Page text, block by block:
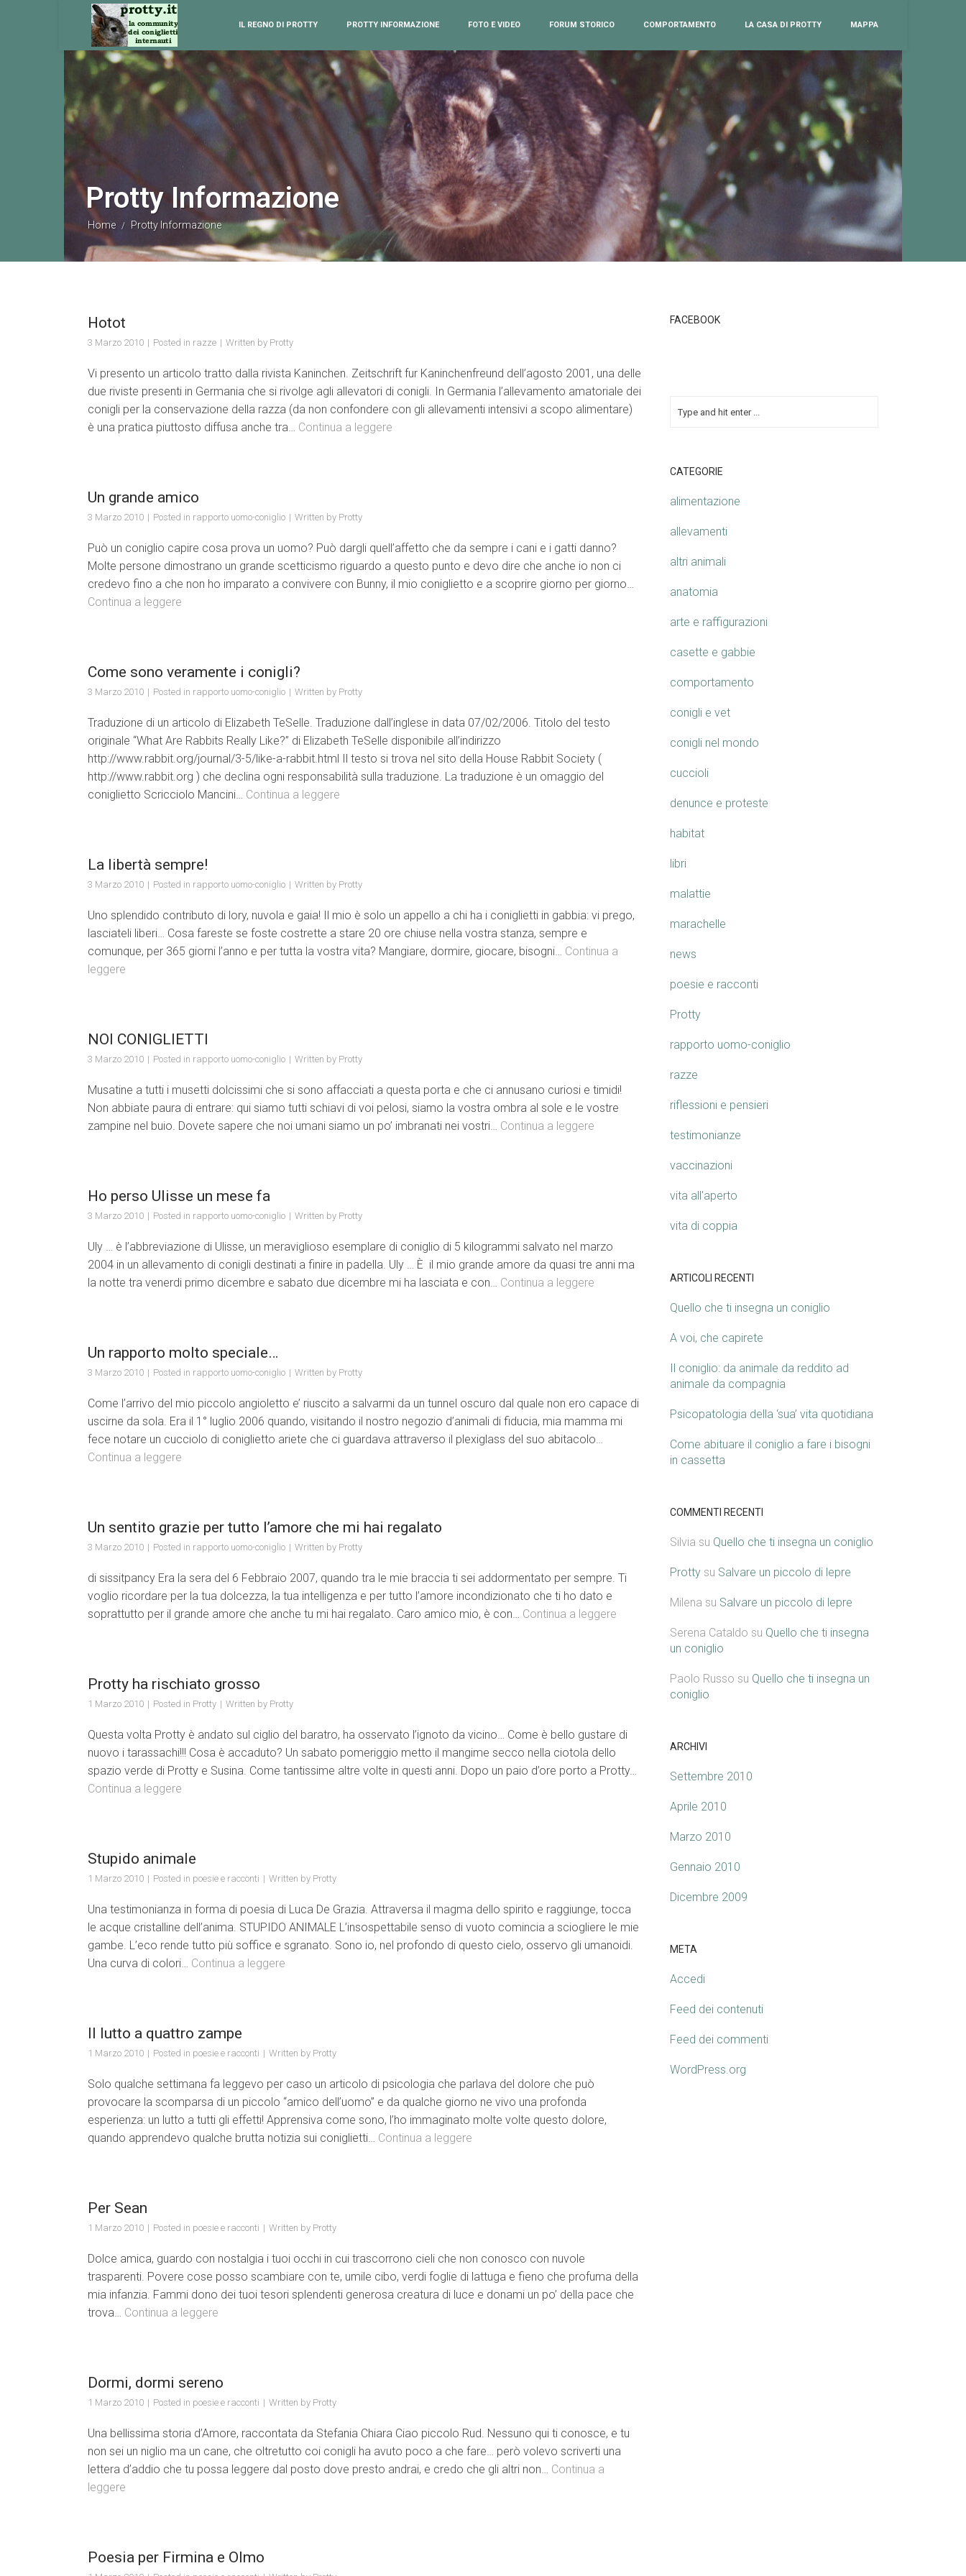
IL REGNO DI PROTTY PROTTY INFORMAZIONE FOTO E VIDEO FORUM STORICO COMPORTAMENTO LA CASA DI PROTTY MAPPA
Protty Informazione
Home / Protty Informazione
Hotot
3 Marzo 2010 Posted in razze Written by Protty
Vi presento un articolo tratto dalla rivista Kaninchen. Zeitschrift fur Kaninchenfreund dell’agosto 2001, una delle
due riviste presenti in Germania che si rivolge agli allevatori di conigli. In Germania l’allevamento amatoriale dei
conigli per la conservazione della razza (da non confondere con gli allevamenti intensivi a scopo alimentare)
è una pratica piuttosto diffusa anche tra… Continua a leggere
Un grande amico
3 Marzo 2010 Posted in rapporto uomo-coniglio Written by Protty
Può un coniglio capire cosa prova un uomo? Può dargli quell’affetto che da sempre i cani e i gatti danno?
Molte persone dimostrano un grande scetticismo riguardo a questo punto e devo dire che anche io non ci
credevo fino a che non ho imparato a convivere con Bunny, il mio coniglietto e a scoprire giorno per giorno…
Continua a leggere
Come sono veramente i conigli?
3 Marzo 2010 Posted in rapporto uomo-coniglio Written by Protty
Traduzione di un articolo di Elizabeth TeSelle. Traduzione dall’inglese in data 07/02/2006. Titolo del testo
originale “What Are Rabbits Really Like?” di Elizabeth TeSelle disponibile all’indirizzo
http://www.rabbit.org/journal/3-5/like-a-rabbit.html Il testo si trova nel sito della House Rabbit Society (
http://www.rabbit.org ) che declina ogni responsabilità sulla traduzione. La traduzione è un omaggio del
coniglietto Scricciolo Mancini… Continua a leggere
La libertà sempre!
3 Marzo 2010 Posted in rapporto uomo-coniglio Written by Protty
Uno splendido contributo di lory, nuvola e gaia! Il mio è solo un appello a chi ha i coniglietti in gabbia: vi prego,
lasciateli liberi… Cosa fareste se foste costrette a stare 20 ore chiuse nella vostra stanza, sempre e
comunque, per 365 giorni l’anno e per tutta la vostra vita? Mangiare, dormire, giocare, bisogni… Continua a
leggere
NOI CONIGLIETTI
3 Marzo 2010 Posted in rapporto uomo-coniglio Written by Protty
Musatine a tutti i musetti dolcissimi che si sono affacciati a questa porta e che ci annusano curiosi e timidi!
Non abbiate paura di entrare: qui siamo tutti schiavi di voi pelosi, siamo la vostra ombra al sole e le vostre
zampine nel buio. Dovete sapere che noi umani siamo un po’ imbranati nei vostri… Continua a leggere
Ho perso Ulisse un mese fa
3 Marzo 2010 Posted in rapporto uomo-coniglio Written by Protty
Uly … è l’abbreviazione di Ulisse, un meraviglioso esemplare di coniglio di 5 kilogrammi salvato nel marzo
2004 in un allevamento di conigli destinati a finire in padella. Uly … È il mio grande amore da quasi tre anni ma
la notte tra venerdi primo dicembre e sabato due dicembre mi ha lasciata e con… Continua a leggere
Un rapporto molto speciale…
3 Marzo 2010 Posted in rapporto uomo-coniglio Written by Protty
Come l’arrivo del mio piccolo angioletto e’ riuscito a salvarmi da un tunnel oscuro dal quale non ero capace di
uscirne da sola. Era il 1° luglio 2006 quando, visitando il nostro negozio d’animali di fiducia, mia mamma mi
fece notare un cucciolo di coniglietto ariete che ci guardava attraverso il plexiglass del suo abitacolo…
Continua a leggere
Un sentito grazie per tutto l’amore che mi hai regalato
3 Marzo 2010 Posted in rapporto uomo-coniglio Written by Protty
di sissitpancy Era la sera del 6 Febbraio 2007, quando tra le mie braccia ti sei addormentato per sempre. Ti
voglio ricordare per la tua dolcezza, la tua intelligenza e per tutto l’amore incondizionato che ti ho dato e
soprattutto per il grande amore che anche tu mi hai regalato. Caro amico mio, è con… Continua a leggere
Protty ha rischiato grosso
1 Marzo 2010 Posted in Protty Written by Protty
Questa volta Protty è andato sul ciglio del baratro, ha osservato l’ignoto da vicino… Come è bello gustare di
nuovo i tarassachi!!! Cosa è accaduto? Un sabato pomeriggio metto il mangime secco nella ciotola dello
spazio verde di Protty e Susina. Come tantissime altre volte in questi anni. Dopo un paio d’ore porto a Protty…
Continua a leggere
Stupido animale
1 Marzo 2010 Posted in poesie e racconti Written by Protty
Una testimonianza in forma di poesia di Luca De Grazia. Attraversa il magma dello spirito e raggiunge, tocca
le acque cristalline dell’anima. STUPIDO ANIMALE L’insospettabile senso di vuoto comincia a sciogliere le mie
gambe. L’eco rende tutto più soffice e sgranato. Sono io, nel profondo di questo cielo, osservo gli umanoidi.
Una curva di colori… Continua a leggere
Il lutto a quattro zampe
1 Marzo 2010 Posted in poesie e racconti Written by Protty
Solo qualche settimana fa leggevo per caso un articolo di psicologia che parlava del dolore che può
provocare la scomparsa di un piccolo “amico dell’uomo” e da qualche giorno ne vivo una profonda
esperienza: un lutto a tutti gli effetti! Apprensiva come sono, l’ho immaginato molte volte questo dolore,
quando apprendevo qualche brutta notizia sui coniglietti… Continua a leggere
Per Sean
1 Marzo 2010 Posted in poesie e racconti Written by Protty
Dolce amica, guardo con nostalgia i tuoi occhi in cui trascorrono cieli che non conosco con nuvole
trasparenti. Povere cose posso scambiare con te, umile cibo, verdi foglie di lattuga e fieno che profuma della
mia infanzia. Fammi dono dei tuoi tesori splendenti generosa creatura di luce e donami un po’ della pace che
trova… Continua a leggere
Dormi, dormi sereno
1 Marzo 2010 Posted in poesie e racconti Written by Protty
Una bellissima storia d’Amore, raccontata da Stefania Chiara Ciao piccolo Rud. Nessuno qui ti conosce, e tu
non sei un niglio ma un cane, che oltretutto coi conigli ha avuto poco a che fare… però volevo scriverti una
lettera d’addio che tu possa leggere dal posto dove presto andrai, e credo che gli altri non… Continua a
leggere
Poesia per Firmina e Olmo
FACEBOOK
CATEGORIE
alimentazione
allevamenti
altri animali
anatomia
arte e raffigurazioni
casette e gabbie
comportamento
conigli e vet
conigli nel mondo
cuccioli
denunce e proteste
habitat
libri
malattie
marachelle
news
poesie e racconti
Protty
rapporto uomo-coniglio
razze
riflessioni e pensieri
testimonianze
vaccinazioni
vita all'aperto
vita di coppia
ARTICOLI RECENTI
Quello che ti insegna un coniglio
A voi, che capirete
Il coniglio: da animale da reddito ad
animale da compagnia
Psicopatologia della ‘sua’ vita quotidiana
Come abituare il coniglio a fare i bisogni
in cassetta
COMMENTI RECENTI
Silvia su Quello che ti insegna un coniglio
Protty su Salvare un piccolo di lepre
Milena su Salvare un piccolo di lepre
Serena Cataldo su Quello che ti insegna
un coniglio
Paolo Russo su Quello che ti insegna un
coniglio
ARCHIVI
Settembre 2010
Aprile 2010
Marzo 2010
Gennaio 2010
Dicembre 2009
META
Accedi
Feed dei contenuti
Feed dei commenti
WordPress.org